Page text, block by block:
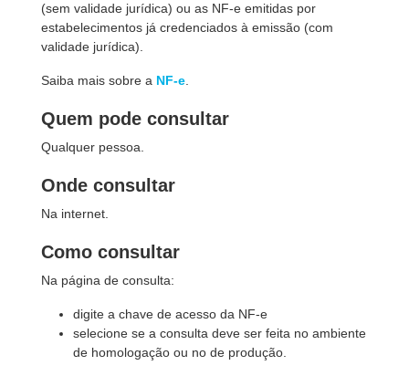
(sem validade jurídica) ou as NF-e emitidas por
estabelecimentos já credenciados à emissão (com
validade jurídica).
Saiba mais sobre a NF-e
Quem pode consultar
Qualquer pessoa.
Onde consultar
Na internet.
Como consultar
Na página de consulta:
digite a chave de acesso da NF-e
selecione se a consulta deve ser feita no ambiente
de homologação ou no de produção.